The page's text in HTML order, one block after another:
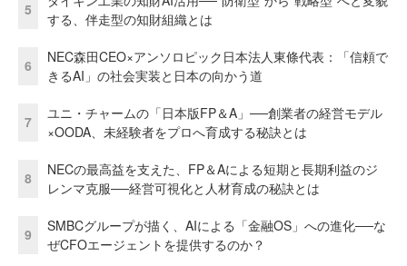
5
する、伴走型の知財組織とは
6
NEC森田CEO×アンソロピック日本法人東條代表：「信頼で
きるAI」の社会実装と日本の向かう道
7
ユニ・チャームの「日本版FP＆A」──創業者の経営モデル
×OODA、未経験者をプロへ育成する秘訣とは
8
NECの最高益を支えた、FP＆Aによる短期と長期利益のジ
レンマ克服──経営可視化と人材育成の秘訣とは
9
SMBCグループが描く、AIによる「金融OS」への進化──な
ぜCFOエージェントを提供するのか？